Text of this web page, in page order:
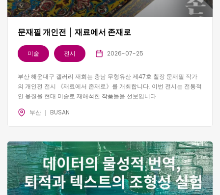
문재필 개인전 │ 재료에서 존재로
미술 전시 2026-07-25
부산 해운대구 갤러리 재희는 충남 무형유산 제47호 칠장 문재필 작가
의 개인전 전시 《재료에서 존재로》를 개최합니다. 이번 전시는 전통적
인 옻칠을 현대 미술로 재해석한 작품들을 선보입니다.
부산 ｜ BUSAN